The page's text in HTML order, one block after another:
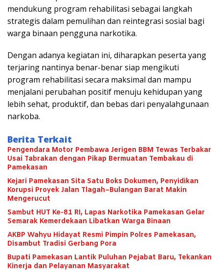
mendukung program rehabilitasi sebagai langkah
strategis dalam pemulihan dan reintegrasi sosial bagi
warga binaan pengguna narkotika.
Dengan adanya kegiatan ini, diharapkan peserta yang
terjaring nantinya benar-benar siap mengikuti
program rehabilitasi secara maksimal dan mampu
menjalani perubahan positif menuju kehidupan yang
lebih sehat, produktif, dan bebas dari penyalahgunaan
narkoba.
Berita Terkait
Pengendara Motor Pembawa Jerigen BBM Tewas Terbakar
Usai Tabrakan dengan Pikap Bermuatan Tembakau di
Pamekasan
Kejari Pamekasan Sita Satu Boks Dokumen, Penyidikan
Korupsi Proyek Jalan Tlagah–Bulangan Barat Makin
Mengerucut
Sambut HUT Ke-81 RI, Lapas Narkotika Pamekasan Gelar
Semarak Kemerdekaan Libatkan Warga Binaan
AKBP Wahyu Hidayat Resmi Pimpin Polres Pamekasan,
Disambut Tradisi Gerbang Pora
Bupati Pamekasan Lantik Puluhan Pejabat Baru, Tekankan
Kinerja dan Pelayanan Masyarakat